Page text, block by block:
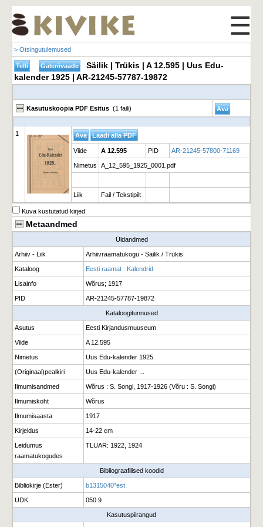
☰
> Otsingutulemused
Säilik | Trükis | A 12.595 | Uus Edu-
kalender 1925 | AR-21245-57787-19872
Kasutuskoopia PDF Esitus (1 faili)
1
Viide A 12.595 PID AR-21245-57800-71169
Nimetus A_12_595_1925_0001.pdf
Liik Fail / Tekstipilt
Kuva kustutatud kirjed
Metaandmed
Üldandmed
Arhiiv - Liik Arhiivraamatukogu - Säilik / Trükis
Kataloog Eesti raamat : Kalendrid
Lisainfo Wõrus; 1917
PID AR-21245-57787-19872
Kataloogitunnused
Asutus Eesti Kirjandusmuuseum
Viide A 12.595
Nimetus Uus Edu-kalender 1925
(Originaal)pealkiri Uus Edu-kalender ...
Ilmumisandmed Wõrus : S. Songi, 1917-1926 (Võru : S. Songi)
Ilmumiskoht Wõrus
Ilmumisaasta 1917
Kirjeldus 14-22 cm
Leidumus
raamatukogudes
TLUAR: 1922, 1924
Bibliograafilised koodid
Bibliokirje (Ester) b1315040*est
UDK 050.9
Kasutuspiirangud